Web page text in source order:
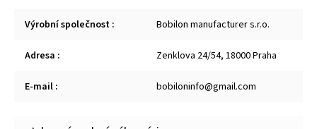
Výrobní společnost : Bobilon manufacturer s.r.o.
Adresa : Zenklova 24/54, 18000 Praha
E-mail : bobiloninfo@gmail.com